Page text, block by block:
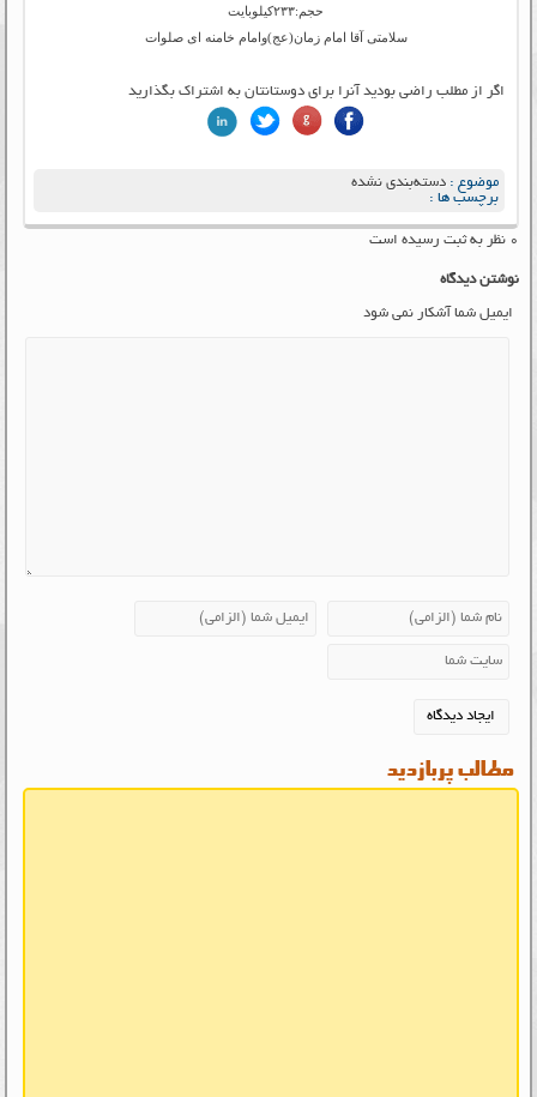
حجم:۲۳۳کیلوبایت
سلامتی آقا امام زمان(عج)وامام خامنه ای صلوات
اگر از مطلب راضی بودید آنرا برای دوستانتان به اشتراک بگذارید
موضوع :دسته‌بندی نشده
برچسب ها :
۰ نظر به ثبت رسیده است
نوشتن دیدگاه
ایمیل شما آشکار نمی شود
مطالب پربازدید